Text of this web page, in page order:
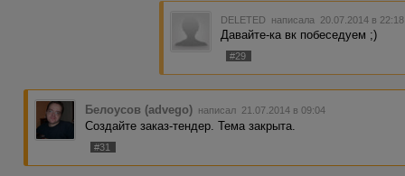
DELETED написала 20.07.2014 в
Давайте-ка вк побеседуем ;)
#29
Белоусов (advego) написал 21.07.2014 в 09:04
Создайте заказ-тендер. Тема закрыта.
#31